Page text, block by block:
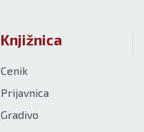
Knjižnica
Cenik
Prijavnica
Gradivo